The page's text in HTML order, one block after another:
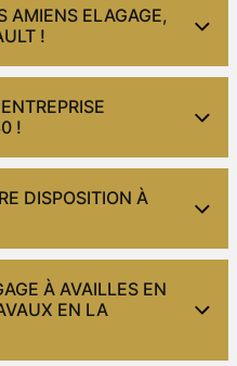
AMIENS ELAGAGE,
!
!
DISPOSITION À
À AVAILLES EN
EN LA